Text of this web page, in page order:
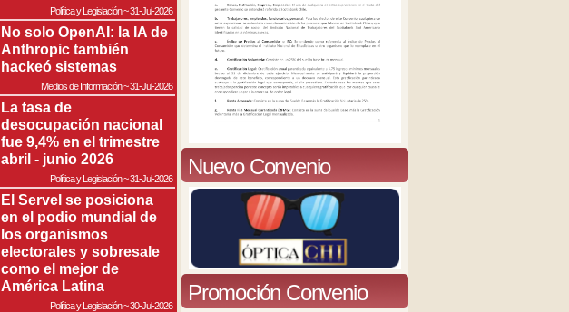
Política y Legislación~31-Jul-2026
No solo OpenAI: la IA de
Anthropic también
hackeó sistemas
Medios de Información~31-Jul-2026
La tasa de
desocupación nacional
fue 9,4% en el trimestre
abril - junio 2026
Política y Legislación~31-Jul-2026
El Servel se posiciona
en el podio mundial de
los organismos
electorales y sobresale
como el mejor de
América Latina
Política y Legislación~30-Jul-2026
Nuevo Convenio
Promoción Convenio